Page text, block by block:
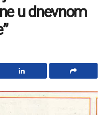
u dnevnom